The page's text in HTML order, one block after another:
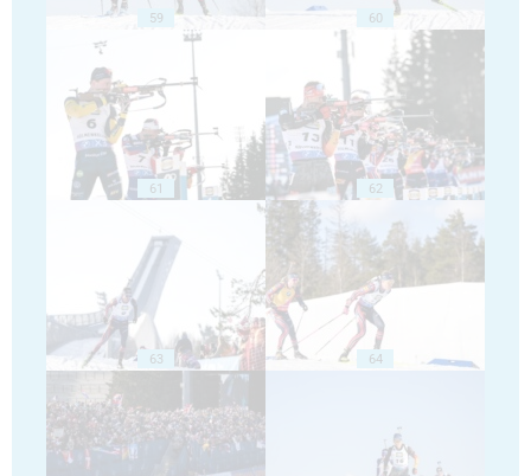
59 60
61 62
63 64